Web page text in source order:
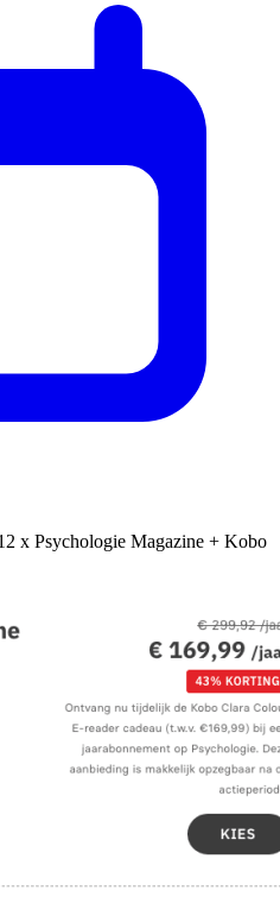
x Psychologie Magazine + Kobo